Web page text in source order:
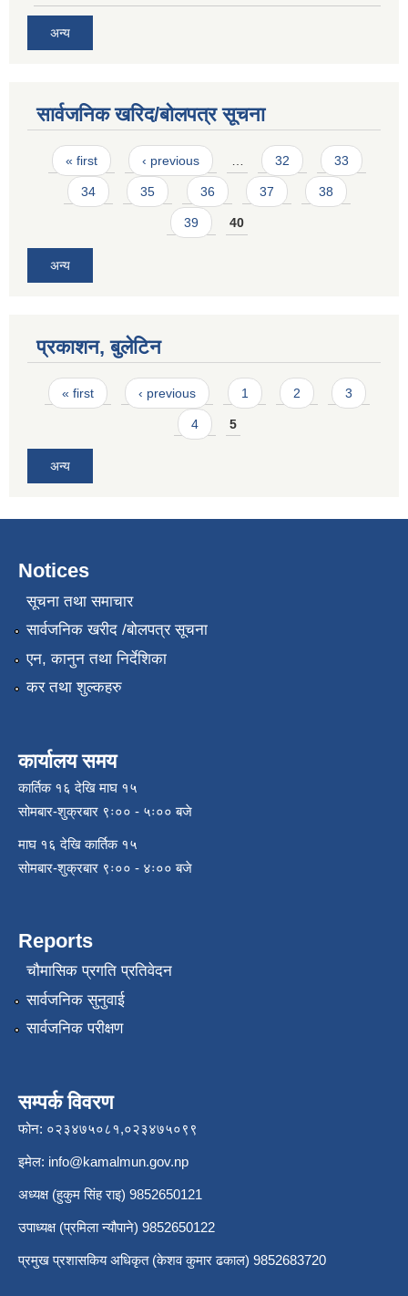
अन्य
सार्वजनिक खरिद/बोलपत्र सूचना
Pages
« first ‹ previous … 32 33
34 35 36 37 38
39 40
अन्य
प्रकाशन, बुलेटिन
Pages
« first ‹ previous 1 2 3
4 5
अन्य
Notices
सूचना तथा समाचार
सार्वजनिक खरीद /बोलपत्र सूचना
एन, कानुन तथा निर्देशिका
कर तथा शुल्कहरु
कार्यालय समय
कार्तिक १६ देखि माघ १५
सोमबार-शुक्रबार ९ः०० - ५ः०० बजे
माघ १६ देखि कार्तिक १५
सोमबार-शुक्रबार ९ः०० - ४ः०० बजे
Reports
चौमासिक प्रगति प्रतिवेदन
सार्वजनिक सुनुवाई
सार्वजनिक परीक्षण
सम्पर्क विवरण
फोन: ०२३४७५०८१,०२३४७५०९९
इमेल: info@kamalmun.gov.np
अध्यक्ष (हुकुम सिंह राइ) 9852650121
उपाध्यक्ष (प्रमिला न्यौपाने) 9852650122
प्रमुख प्रशासकिय अधिकृत (केशव कुमार ढकाल) 9852683720